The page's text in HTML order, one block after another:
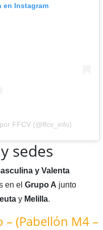
en Instagram
FFCV (@ffcv_info)
sedes
y Valenta
en el Grupo A junto
y Melilla.
– (Pabellón M4 –